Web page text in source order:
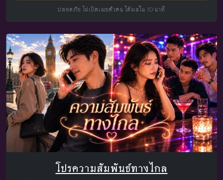
ปลอดภัย ไม่เปิดเผยตัวตน ได้ผลใน 10 นาที
โปรความสัมพันธ์ทางไกล